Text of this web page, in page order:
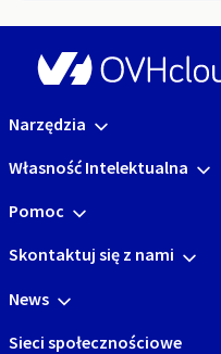
Narzędzia
Własność Intelektualna
Pomoc
Skontaktuj się z nami
News
Sieci społecznościowe